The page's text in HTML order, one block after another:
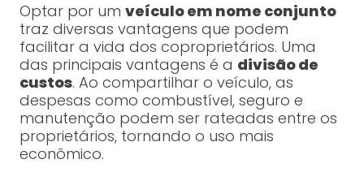
Optar por um veículo em nome conjunto
traz diversas vantagens que podem
facilitar a vida dos coproprietários. Uma
das principais vantagens é a divisão de
custos. Ao compartilhar o veículo, as
despesas como combustível, seguro e
manutenção podem ser rateadas entre os
proprietários, tornando o uso mais
econômico.